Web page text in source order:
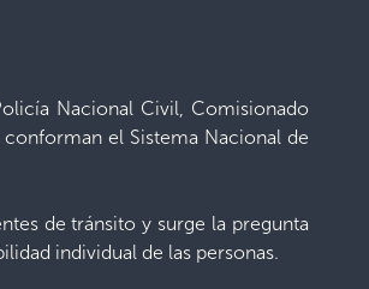
Nacional Civil, Comisionado
el Sistema Nacional de
de tránsito y surge la pregunta
individual de las personas.